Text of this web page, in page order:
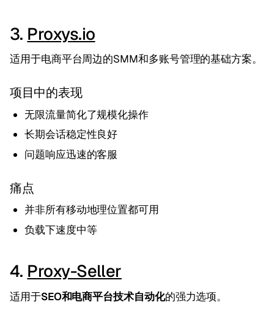
3. Proxys.io
适用于电商平台周边的SMM和多账号管理的基础方案。
项目中的表现
无限流量简化了规模化操作
长期会话稳定性良好
问题响应迅速的客服
痛点
并非所有移动地理位置都可用
负载下速度中等
4. Proxy-Seller
适用于SEO和电商平台技术自动化的强力选项。